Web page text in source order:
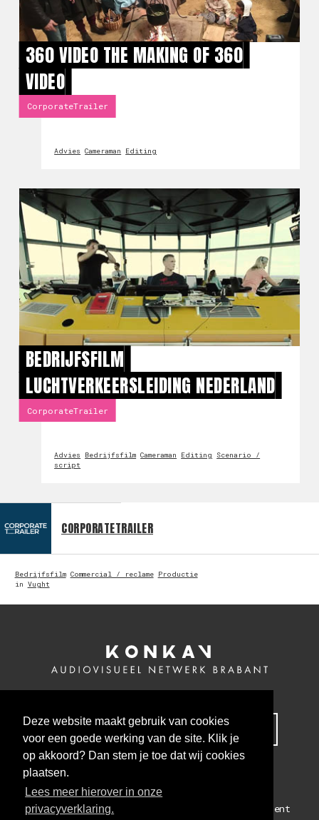
Deze website maakt gebruik van cookies
voor een goede werking van de site. Klik je
op akkoord? Dan stem je toe dat wij cookies
plaatsen.
Lees meer hierover in onze
privacyverklaring.
360 VIDEO THE MAKING OF 360
VIDEO
CorporateTrailer
Advies Cameraman Editing
BEDRIJFSFILM
LUCHTVERKEERSLEIDING NEDERLAND
CorporateTrailer
Advies Bedrijfsfilm Cameraman Editing
Scenario /
script
CORPORATETRAILER
Bedrijfsfilm Commercial / reclame Productie
in Vught
MELD JE NU AAN VOOR ONZE NIEUWSBRIEF
Colofon Algemene voorwaarden Privacy statement